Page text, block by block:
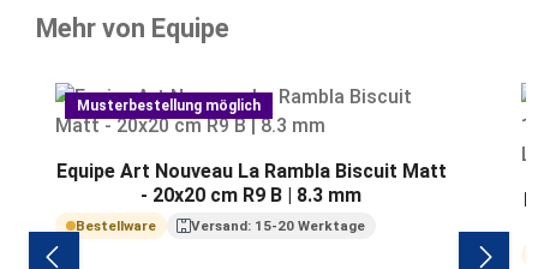
Mehr von Equipe
Musterbestellung möglich
Equipe Art Nouveau La Rambla Biscuit Matt
- 20x20 cm R9 B | 8.3 mm
Bestellware Versand: 15-20 Werktage